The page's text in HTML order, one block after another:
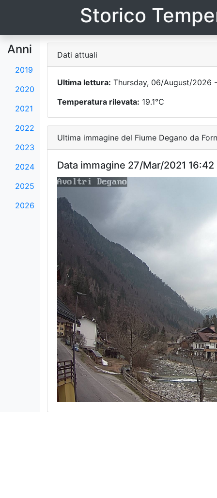
Storico
Anni
2019
2020
2021
2022
2023
2024
2025
2026
Dati attuali
Ultima lettura: Thursday, 06/August/2026
Temperatura rilevata: 19.1°C
Ultima immagine del Fiume Degano da
Data immagine 27/Mar/2021 16:42